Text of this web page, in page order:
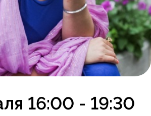
16:00 - 19:30